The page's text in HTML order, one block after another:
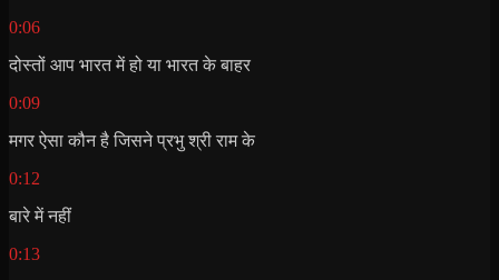
0:06
दोस्तों आप भारत में हो या भारत के बाहर
0:09
मगर ऐसा कौन है जिसने प्रभु श्री राम के
0:12
बारे में नहीं
0:13